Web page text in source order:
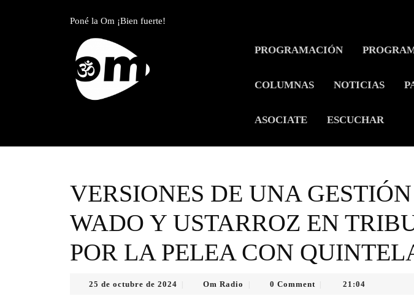
Poné la Om ¡Bien fuerte!
PROGRAMACIÓN
COLUMNAS NOTICIAS
ASOCIATE ESCUCHAR
VERSIONES DE UNA
WADO Y USTARROZ EN
POR LA PELEA CON
25 de octubre de 2024 Om Radio 0 Comment 21:04